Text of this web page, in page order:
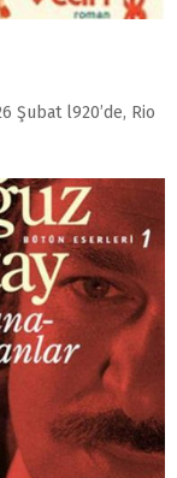
Şubat l920’de, Rio